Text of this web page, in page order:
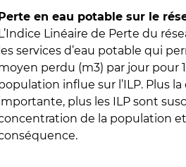
en eau potable sur le
Linéaire de Perte du
les services d’eau potable qui
perdu (m3) par jour pour
influe sur l’ILP. Plus
plus les ILP sont
de la population